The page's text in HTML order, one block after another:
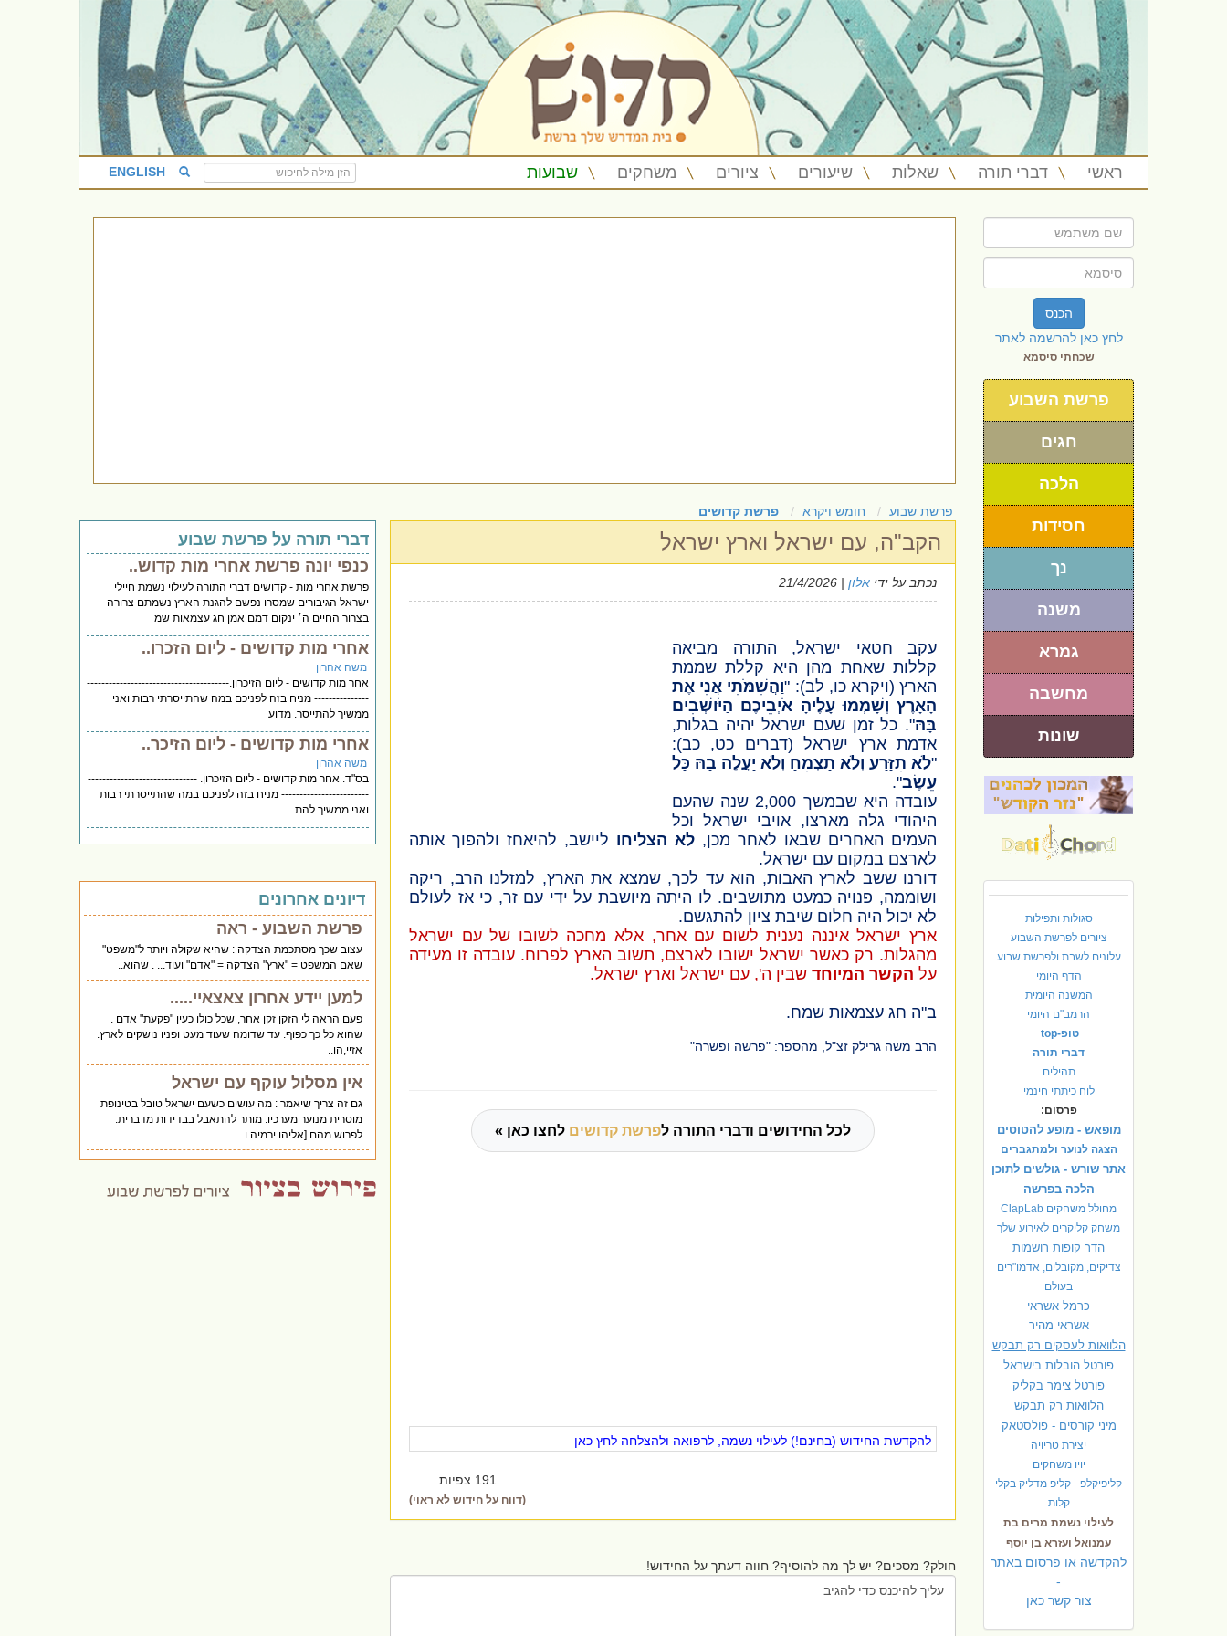
ראשי דברי תורה שאלות שיעורים ציורים משחקים שבועות ENGLISH
הכנס
לחץ כאן להרשמה לאתר
שכחתי סיסמא
פרשת השבוע
חגים
הלכה
חסידות
נך
משנה
גמרא
מחשבה
שונות
סגולות ותפילות
ציורים לפרשת השבוע
עלונים לשבת ולפרשת שבוע
הדף היומי
המשנה היומית
הרמב"ם היומי
טופ-top
דברי תורה
תהילים
לוח כיתתי חינמי
פרסום:
מופאש - מופע להטוטים
הצגה לנוער ולמתגברים
אתר שורש - גולשים לתוכן
הלכה בפרשה
מחולל משחקים ClapLab
משחק קליקרים לאירוע שלך
הדר קופות רושמות
צדיקים, מקובלים, אדמו"רים
בעולם
כרמל אשראי
אשראי מהיר
הלוואות לעסקים רק תבקש
פורטל הובלות בישראל
פורטל צימר בקליק
הלוואות רק תבקש
מיני קורסים - פולסטאק
יצירת טריויה
יויו משחקים
קליפיקלפ - קליפ מדליק בקלי
קלות
לעילוי נשמת מרים בת
עמנואל ועזרא בן יוסף
להקדשה או פרסום באתר
-
צור קשר כאן
פרשת שבוע חומש ויקרא פרשת קדושים
הקב"ה, עם ישראל וארץ ישראל
נכתב על ידי אלון | 21/4/2026
עקב חטאי ישראל, התורה מביאה
קללות שאחת מהן היא קללת שממת
הארץ (ויקרא כו, לב): "וַהֲשִׁמֹּתִי אֲנִי אֶת
הָאָרֶץ וְשָׁמְמוּ עָלֶיהָ אֹיְבֵיכֶם הַיֹּושְׁבִים
בָּהּ". כל זמן שעם ישראל יהיה בגלות,
אדמת ארץ ישראל (דברים כט, כב):
"לֹא תִזָּרַע וְלֹא תַצְמִחַ וְלֹא יַעֲלֶה בָהּ כָּל
עֵשֶׂב".
עובדה היא שבמשך 2,000 שנה שהעם
היהודי גלה מארצו, אויבי ישראל וכל
העמים האחרים שבאו לאחר מכן, לא הצליחו ליישב, להיאחז ולהפוך אותה
לארצם במקום עם ישראל.
דורנו ששב לארץ האבות, הוא עד לכך, שמצא את הארץ, למזלנו הרב, ריקה
ושוממה, פנויה כמעט מתושבים. לו היתה מיושבת על ידי עם זר, כי אז לעולם
לא יכול היה חלום שיבת ציון להתגשם.
ארץ ישראל איננה נענית לשום עם אחר, אלא מחכה לשובו של עם ישראל
מהגלות. רק כאשר ישראל ישובו לארצם, תשוב הארץ לפרוח. עובדה זו מעידה
על הקשר המיוחד שבין ה', עם ישראל וארץ ישראל.
ב"ה חג עצמאות שמח.
הרב משה גרילק זצ"ל, מהספר: "פרשה ופשרה"
לכל החידושים ודברי התורה לפרשת קדושים לחצו כאן »
להקדשת החידוש (בחינם!) לעילוי נשמה, לרפואה ולהצלחה לחץ כאן
191 צפיות
(דווח על חידוש לא ראוי)
חולק? מסכים? יש לך מה להוסיף? חווה דעתך על החידוש!
דברי תורה על פרשת שבוע
כנפי יונה פרשת אחרי מות קדוש..
פרשת אחרי מות - קדושים דברי התורה לעילוי נשמת חיילי
ישראל הגיבורים שמסרו נפשם להגנת הארץ נשמתם צרורה
בצרור החיים ה׳ ינקום דמם אמן חג עצמאות שמ
אחרי מות קדושים - ליום הזכרו..
משה אהרון
אחר מות קדושים - ליום הזיכרון.---------------------------------------
--------------- מניח בזה לפניכם במה שהתייסרתי רבות ואני
ממשיך להתייסר. מדוע
אחרי מות קדושים - ליום הזיכר..
משה אהרון
בס"ד. אחר מות קדושים - ליום הזיכרון. ------------------------------
------------------------ מניח בזה לפניכם במה שהתייסרתי רבות
ואני ממשיך להת
דיונים אחרונים
פרשת השבוע - ראה
עצוב שכך מסתכמת הצדקה : שהיא שקולה ויותר ל"משפט"
שאם המשפט = "ארץ" הצדקה = "אדם" ועוד... . שהוא..
למען יידע אחרון צאצאיי.....
פעם הראה לי הזקן זקן אחר, שכל כולו כעין "פקעת" אדם .
שהוא כל כך כפוף. עד שדומה שעוד מעט ופניו נושקים לארץ.
אזיי,הו..
אין מסלול עוקף עם ישראל
גם זה צריך שיאמר : מה עושים כשעם ישראל טובל בטינופת
מוסרית מנוער מערכיו. מותר להתאבל בבדידות מדברית.
לפרוש מהם [אליהו ירמיה ו..